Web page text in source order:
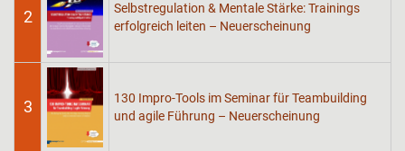
2
Selbstregulation & Mentale Stärke: Trainings
erfolgreich leiten – Neuerscheinung
3
130 Impro-Tools im Seminar für Teambuilding
und agile Führung – Neuerscheinung